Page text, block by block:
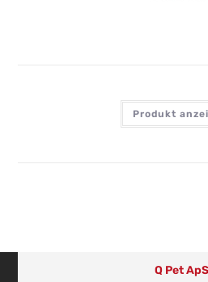
Produkt
Q Pet ApS